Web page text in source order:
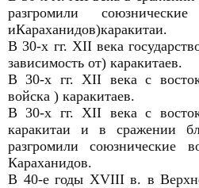
разгромили
иКараханидов)каракитаи.
В 30-х гг. XII века
зависимость от) каракитаев.
В 30-х гг. XII века с
войска ) каракитаев.
В 30-х гг. XII века с
каракитаи и в сражении
разгромили союзнические
Караханидов.
В 40-е годы XVIII в. в